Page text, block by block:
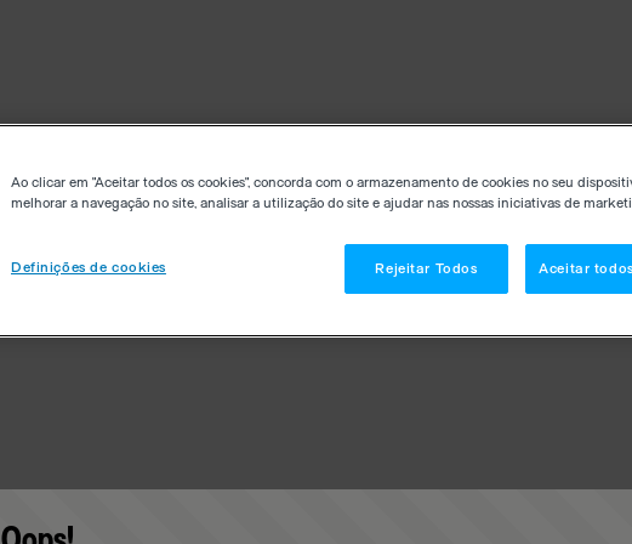
Ao clicar em "Aceitar todos os cookies", concorda com o armazenamento de cookies no seu
melhorar a navegação no site, analisar a utilização do site e ajudar nas nossas iniciativas de
Definições de cookies Rejeitar Todos Aceitar